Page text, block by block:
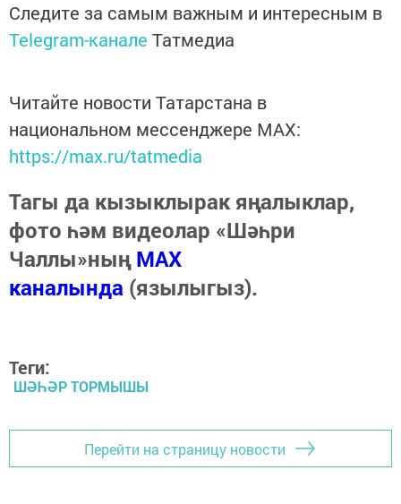
Следите за самым важным и интересным в
Telegram-канале Татмедиа
Читайте новости Татарстана в
национальном мессенджере MАХ:
https://max.ru/tatmedia
Тагы да кызыклырак яңалыклар,
фото һәм видеолар «Шәһри
Чаллы»ныңMAX
каналында (язылыгыз).
Теги:
ШӘҺӘР ТОРМЫШЫ
Перейти на страницу новости